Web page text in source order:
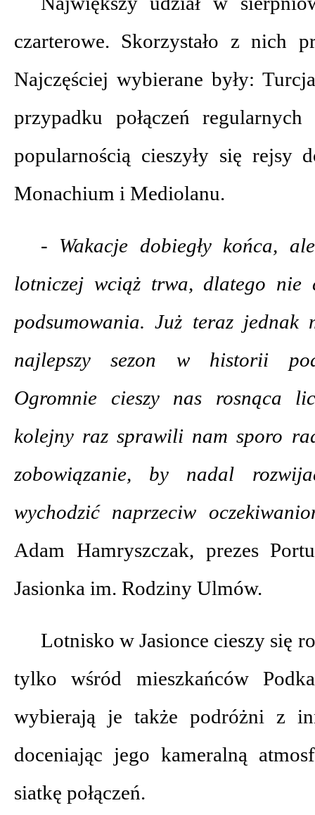
czarterowe. Skorzystało z nich
Najczęściej wybierane były:
przypadku połączeń
popularnością cieszyły się rejsy
Monachium i Mediolanu.
- Wakacje dobiegły końca,
lotniczej wciąż trwa, dlatego nie
podsumowania. Już teraz jednak
najlepszy sezon w historii
Ogromnie cieszy nas rosnąca
kolejny raz sprawili nam sporo
zobowiązanie, by nadal
wychodzić naprzeciw
Adam Hamryszczak, prezes
Jasionka im. Rodziny Ulmów.
Lotnisko w Jasionce cieszy się
tylko wśród mieszkańców
wybierają je także podróżni z
doceniając jego kameralną
siatkę połączeń.